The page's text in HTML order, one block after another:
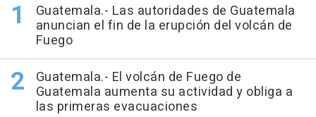
Guatemala.- Las autoridades de Guatemala
anuncian el fin de la erupción del volcán de
Fuego
Guatemala.- El volcán de Fuego de
Guatemala aumenta su actividad y obliga a
las primeras evacuaciones